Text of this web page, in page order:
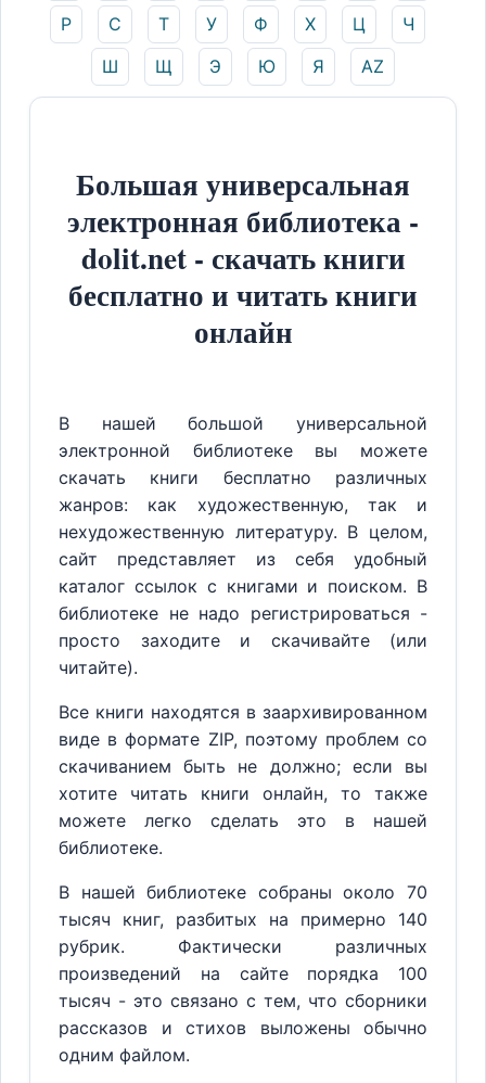
Р
С Т У Ф Х Ц
Ч
Ш
Щ Э Ю Я AZ
Большая универсальная
электронная библиотека -
dolit.net - скачать книги
бесплатно и читать книги
онлайн
В нашей большой универсальной
электронной библиотеке вы можете
скачать книги бесплатно различных
жанров: как художественную, так и
нехудожественную литературу. В целом,
сайт представляет из себя удобный
каталог ссылок с книгами и поиском. В
библиотеке не надо регистрироваться -
просто заходите и скачивайте (или
читайте).
Все книги находятся в заархивированном
виде в формате ZIP, поэтому проблем со
скачиванием быть не должно; если вы
хотите читать книги онлайн, то также
можете легко сделать это в нашей
библиотеке.
В нашей библиотеке собраны около 70
тысяч книг, разбитых на примерно 140
рубрик. Фактически различных
произведений на сайте порядка 100
тысяч - это связано с тем, что сборники
рассказов и стихов выложены обычно
одним файлом.